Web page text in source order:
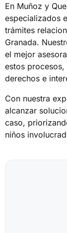
En Muñoz y
especializados
trámites
Granada.
el mejor
estos
derechos e
Con nuestra
alcanzar
caso,
niños